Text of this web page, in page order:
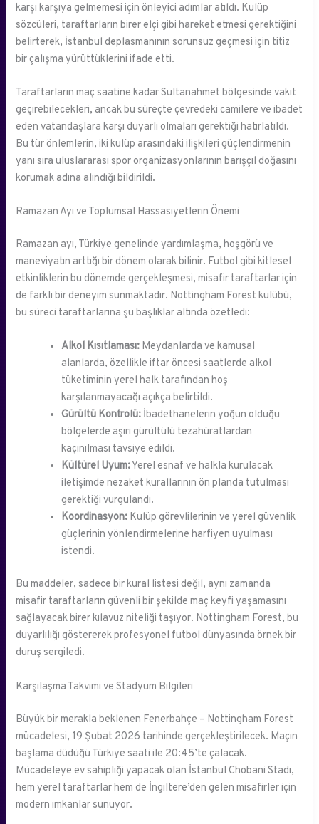
karşı karşıya gelmemesi için önleyici adımlar atıldı. Kulüp
sözcüleri, taraftarların birer elçi gibi hareket etmesi gerektiğini
belirterek, İstanbul deplasmanının sorunsuz geçmesi için titiz
bir çalışma yürüttüklerini ifade etti.
Taraftarların maç saatine kadar Sultanahmet bölgesinde vakit
geçirebilecekleri, ancak bu süreçte çevredeki camilere ve ibadet
eden vatandaşlara karşı duyarlı olmaları gerektiği hatırlatıldı.
Bu tür önlemlerin, iki kulüp arasındaki ilişkileri güçlendirmenin
yanı sıra uluslararası spor organizasyonlarının barışçıl doğasını
korumak adına alındığı bildirildi.
Ramazan Ayı ve Toplumsal Hassasiyetlerin Önemi
Ramazan ayı, Türkiye genelinde yardımlaşma, hoşgörü ve
maneviyatın arttığı bir dönem olarak bilinir. Futbol gibi kitlesel
etkinliklerin bu dönemde gerçekleşmesi, misafir taraftarlar için
de farklı bir deneyim sunmaktadır. Nottingham Forest kulübü,
bu süreci taraftarlarına şu başlıklar altında özetledi:
Alkol Kısıtlaması: Meydanlarda ve kamusal
alanlarda, özellikle iftar öncesi saatlerde alkol
tüketiminin yerel halk tarafından hoş
karşılanmayacağı açıkça belirtildi.
Gürültü Kontrolü: İbadethanelerin yoğun olduğu
bölgelerde aşırı gürültülü tezahüratlardan
kaçınılması tavsiye edildi.
Kültürel Uyum:Yerel esnaf ve halkla kurulacak
iletişimde nezaket kurallarının ön planda tutulması
gerektiği vurgulandı.
Koordinasyon: Kulüp görevlilerinin ve yerel güvenlik
güçlerinin yönlendirmelerine harfiyen uyulması
istendi.
Bu maddeler, sadece bir kural listesi değil, aynı zamanda
misafir taraftarların güvenli bir şekilde maç keyfi yaşamasını
sağlayacak birer kılavuz niteliği taşıyor. Nottingham Forest, bu
duyarlılığı göstererek profesyonel futbol dünyasında örnek bir
duruş sergiledi.
Karşılaşma Takvimi ve Stadyum Bilgileri
Büyük bir merakla beklenen Fenerbahçe – Nottingham Forest
mücadelesi, 19 Şubat 2026 tarihinde gerçekleştirilecek. Maçın
başlama düdüğü Türkiye saati ile 20:45’te çalacak.
Mücadeleye ev sahipliği yapacak olan İstanbul Chobani Stadı,
hem yerel taraftarlar hem de İngiltere’den gelen misafirler için
modern imkanlar sunuyor.